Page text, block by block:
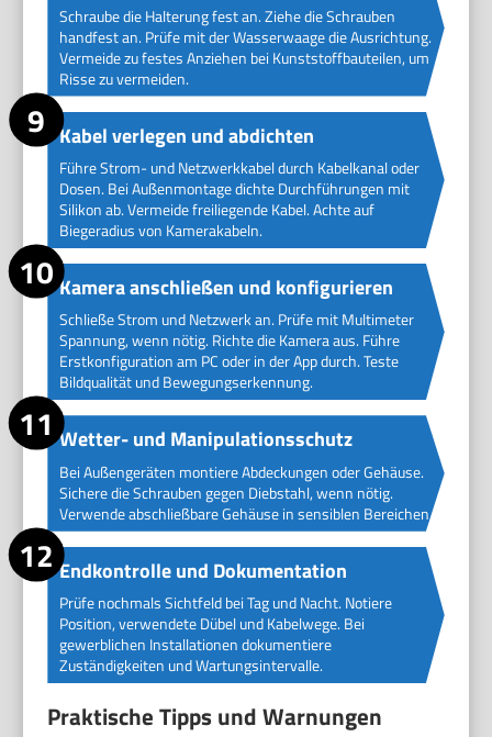
Schraube die Halterung fest an. Ziehe die Schrauben
handfest an. Prüfe mit der Wasserwaage die Ausrichtung.
Vermeide zu festes Anziehen bei Kunststoffbauteilen, um
Risse zu vermeiden.
Kabel verlegen und abdichten
Führe Strom- und Netzwerkkabel durch Kabelkanal oder
Dosen. Bei Außenmontage dichte Durchführungen mit
Silikon ab. Vermeide freiliegende Kabel. Achte auf
Biegeradius von Kamerakabeln.
Kamera anschließen und konfigurieren
Schließe Strom und Netzwerk an. Prüfe mit Multimeter
Spannung, wenn nötig. Richte die Kamera aus. Führe
Erstkonfiguration am PC oder in der App durch. Teste
Bildqualität und Bewegungserkennung.
Wetter- und Manipulationsschutz
Bei Außengeräten montiere Abdeckungen oder Gehäuse.
Sichere die Schrauben gegen Diebstahl, wenn nötig.
Verwende abschließbare Gehäuse in sensiblen Bereichen.
Endkontrolle und Dokumentation
Prüfe nochmals Sichtfeld bei Tag und Nacht. Notiere
Position, verwendete Dübel und Kabelwege. Bei
gewerblichen Installationen dokumentiere
Zuständigkeiten und Wartungsintervalle.
Praktische Tipps und Warnungen